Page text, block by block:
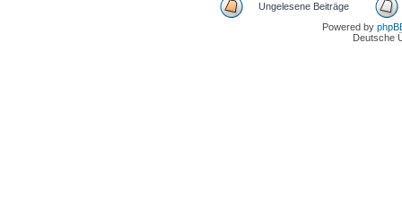
Ungelesene Beiträge
Powered by
Deutsche